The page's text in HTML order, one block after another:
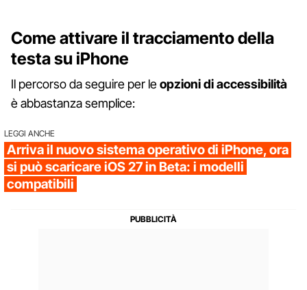
Come attivare il tracciamento della
testa su iPhone
Il percorso da seguire per leopzioni di accessibilità
è abbastanza semplice:
LEGGI ANCHE
Arriva il nuovo sistema operativo di iPhone, ora
si può scaricare iOS 27 in Beta: i modelli
compatibili